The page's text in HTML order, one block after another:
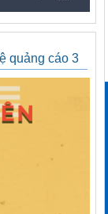
quảng cáo 3